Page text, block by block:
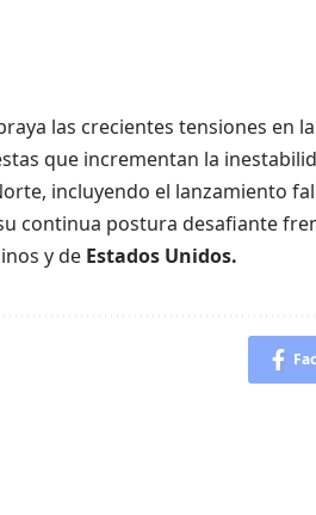
las crecientes tensiones en
que incrementan la
incluyendo el lanzamiento
continua postura desafiante
y de Estados Unidos.